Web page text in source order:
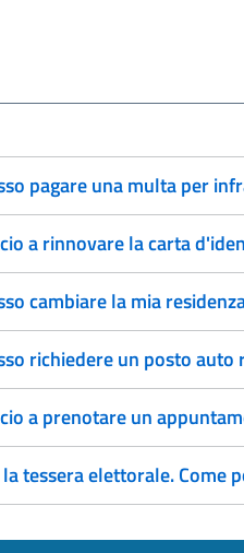
pagare una multa per
a rinnovare la carta
cambiare la mia
richiedere un posto
a prenotare un
tessera elettorale. Come